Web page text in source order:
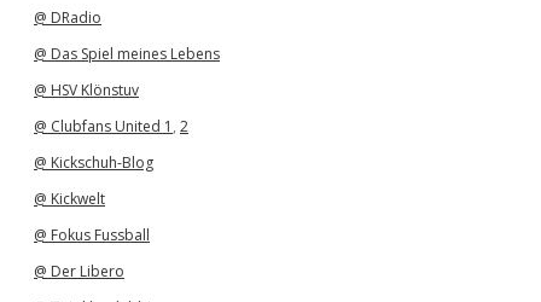
@ DRadio
@ Das Spiel meines Lebens
@ HSV Klönstuv
@ Clubfans United 1 , 2
@ Kickschuh-Blog
@ Kickwelt
@ Fokus Fussball
@ Der Libero